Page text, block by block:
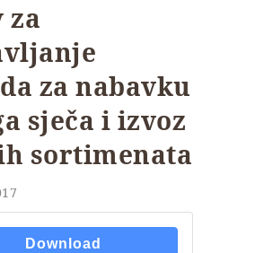
za
za nabavku
sječa i izvoz
sortimenata
Download